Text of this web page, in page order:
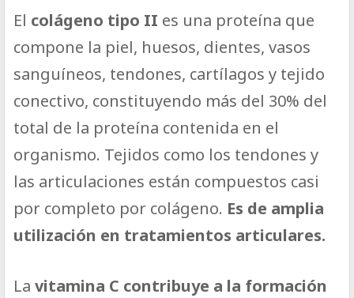
El colágeno tipo II es una proteína que
compone la piel, huesos, dientes, vasos
sanguíneos, tendones, cartílagos y tejido
conectivo, constituyendo más del 30% del
total de la proteína contenida en el
organismo. Tejidos como los tendones y
las articulaciones están compuestos casi
por completo por colágeno. Es de amplia
utilización en tratamientos articulares.
La vitamina C contribuye a la formación